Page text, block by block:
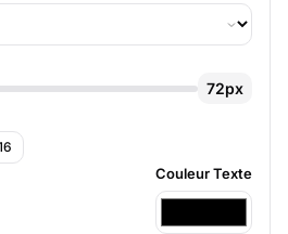
72px
Couleur Texte